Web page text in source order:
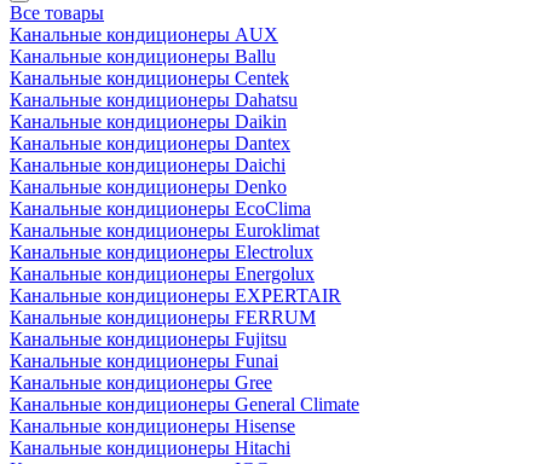
Все товары
Канальные кондиционеры AUX
Канальные кондиционеры Ballu
Канальные кондиционеры Centek
Канальные кондиционеры Dahatsu
Канальные кондиционеры Daikin
Канальные кондиционеры Dantex
Канальные кондиционеры Daichi
Канальные кондиционеры Denko
Канальные кондиционеры EcoClima
Канальные кондиционеры Euroklimat
Канальные кондиционеры Electrolux
Канальные кондиционеры Energolux
Канальные кондиционеры EXPERTAIR
Канальные кондиционеры FERRUM
Канальные кондиционеры Fujitsu
Канальные кондиционеры Funai
Канальные кондиционеры Gree
Канальные кондиционеры General Climate
Канальные кондиционеры Hisense
Канальные кондиционеры Hitachi